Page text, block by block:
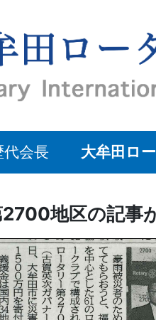
代会長 大牟田ロ
地区の記事